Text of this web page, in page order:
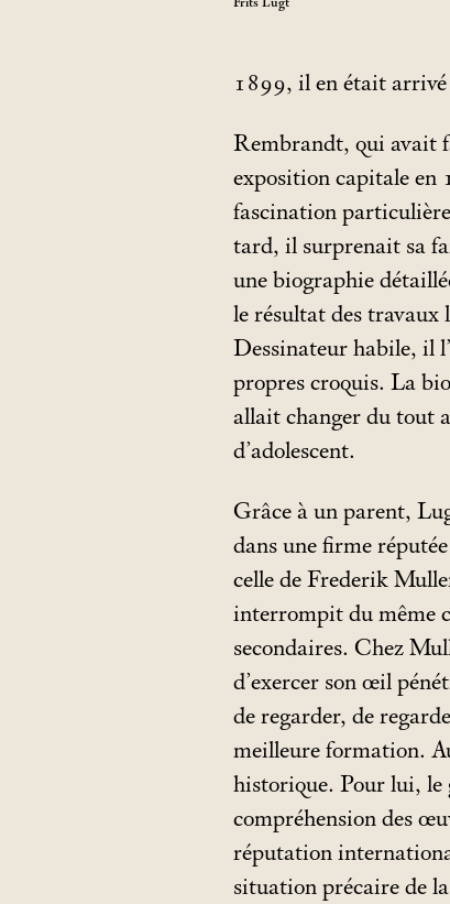
1899, il en était arrivé
Rembrandt, qui avait
exposition capitale en
fascination
tard, il surprenait sa
une biographie
le résultat des travaux
Dessinateur habile, il
propres croquis. La
allait changer du tout
d’adolescent.
Grâce à un parent,
dans une firme
celle de Frederik
interrompit du même
secondaires. Chez
d’exercer son œil
de regarder, de
meilleure formation.
historique. Pour lui, le
compréhension des
réputation
situation précaire de